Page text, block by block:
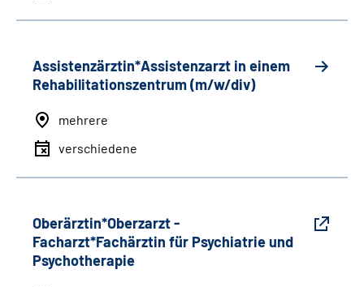
Assistenzärztin*Assistenzarzt in einem
Rehabilitationszentrum (m/w/div)
mehrere
verschiedene
Oberärztin*Oberzarzt -
Facharzt*Fachärztin für Psychiatrie und
Psychotherapie